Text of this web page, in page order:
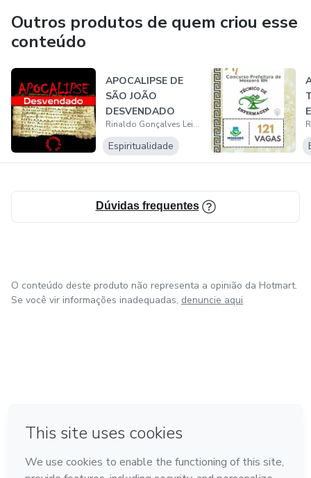
Outros produtos de quem criou esse
conteúdo
APOCALIPSE DE
SÃO JOÃO
DESVENDADO
Rinaldo Gonçalves Leite Júnior
Espiritualidade
Dúvidas frequentes
O conteúdo deste produto não representa a opinião da Hotmart.
Se você vir informações inadequadas, denuncie aqui
Feito com ❤ em Bogotá